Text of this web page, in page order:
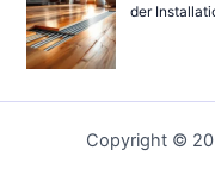
der
Copyright ©